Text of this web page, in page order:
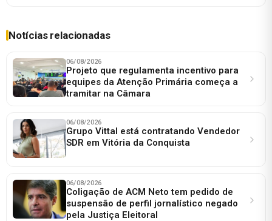
Notícias relacionadas
06/08/2026
Projeto que regulamenta incentivo para
equipes da Atenção Primária começa a
tramitar na Câmara
06/08/2026
Grupo Vittal está contratando Vendedor
SDR em Vitória da Conquista
06/08/2026
Coligação de ACM Neto tem pedido de
suspensão de perfil jornalístico negado
pela Justiça Eleitoral